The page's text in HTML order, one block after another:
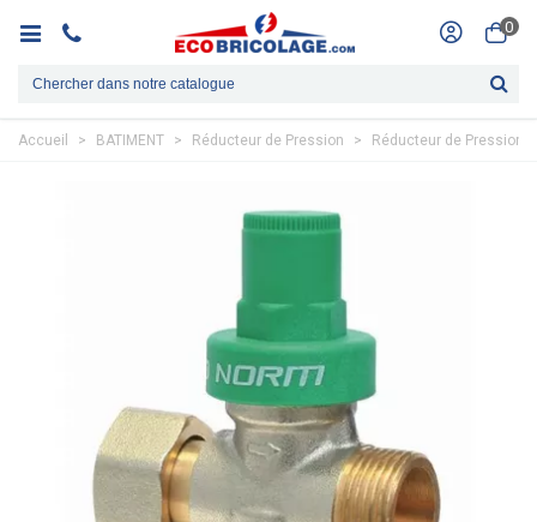
0
Accueil > BATIMENT > Réducteur de Pression > Réducteur de Pression